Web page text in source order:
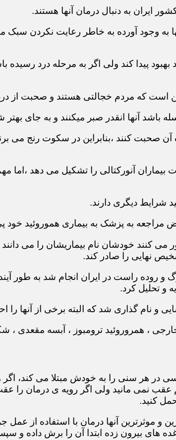
به وجود آورده به خاطر رعایت نکردن
بهبود پیدا کند ولی اگر به مرحله درد
است که مردم خجالتی هستند و صحبت
باشد آنها انقدر صبر میکنند و به جای
صحبت کنند ،بنابراین در سکوت رنج می
آنورکتالی را تشکیل می دهد ،اما
شرایط دیگری دارند.
به پزشک به بیماری هموروئید خود پی
می کنند خودشان نام بیماریشان را می
نهایی را صادر کند.
بیماری های روده بزرگ و روده راست در ایران
و تحلیل کرد.
و نام گذاری شد که البته برخی از آنها را
خارجی ، همروروئید ترومبوز ، آبسه
در هر سنی را به خودش مبتلا می کند، اگر
نمی مانید ولی اگر رویه ی درمان را
کنید.
و موثرترین آنها درمان با استفاده از
های بیرون زده ابتدا آن را برش داده و